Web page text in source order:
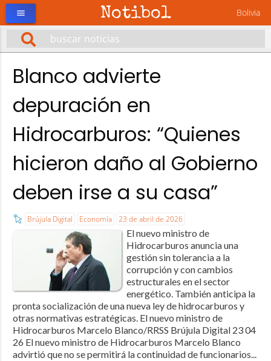
Notibol Bolivia
menu
Blanco advierte
depuración en
Hidrocarburos: “Quienes
hicieron daño al Gobierno
deben irse a su casa”
Brújula Digital Economía 23 de abril de 2026
El nuevo ministro de
Hidrocarburos anuncia una
gestión sin tolerancia a la
corrupción y con cambios
estructurales en el sector
energético. También anticipa la
pronta socialización de una nueva ley de hidrocarburos y
otras normativas estratégicas. El nuevo ministro de
Hidrocarburos Marcelo Blanco/RRSS Brújula Digital 23 04
26 El nuevo ministro de Hidrocarburos Marcelo Blanco
advirtió que no se permitirá la continuidad de funcionarios...